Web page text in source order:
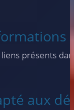
présents
aux